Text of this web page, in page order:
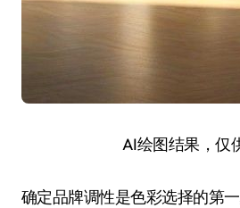
AI绘图结果，仅
确定品牌调性是色彩选择的第